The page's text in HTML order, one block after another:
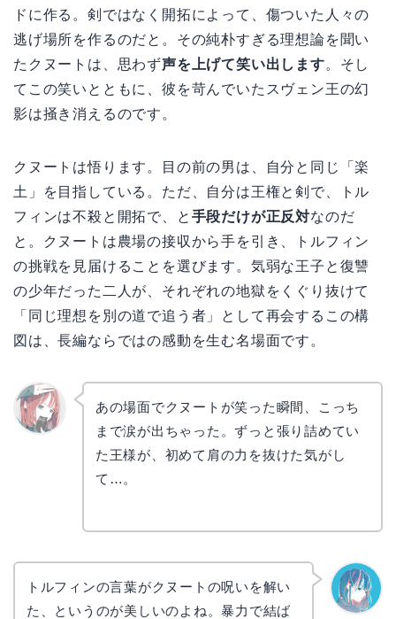
ドに作る。剣ではなく開拓によって、傷ついた人々の
逃げ場所を作るのだと。その純朴すぎる理想論を聞い
たクヌートは、思わず声を上げて笑い出します。そし
てこの笑いとともに、彼を苛んでいたスヴェン王の幻
影は掻き消えるのです。
クヌートは悟ります。目の前の男は、自分と同じ「楽
土」を目指している。ただ、自分は王権と剣で、トル
フィンは不殺と開拓で、と 手段だけが正反対なのだ
と。クヌートは農場の接収から手を引き、トルフィン
の挑戦を見届けることを選びます。気弱な王子と復讐
の少年だった二人が、それぞれの地獄をくぐり抜けて
「同じ理想を別の道で追う者」として再会するこの構
図は、長編ならではの感動を生む名場面です。
あの場面でクヌートが笑った瞬間、こっち
まで涙が出ちゃった。ずっと張り詰めてい
た王様が、初めて肩の力を抜けた気がし
て…。
トルフィンの言葉がクヌートの呪いを解い
た、というのが美しいのよね。暴力で結ば